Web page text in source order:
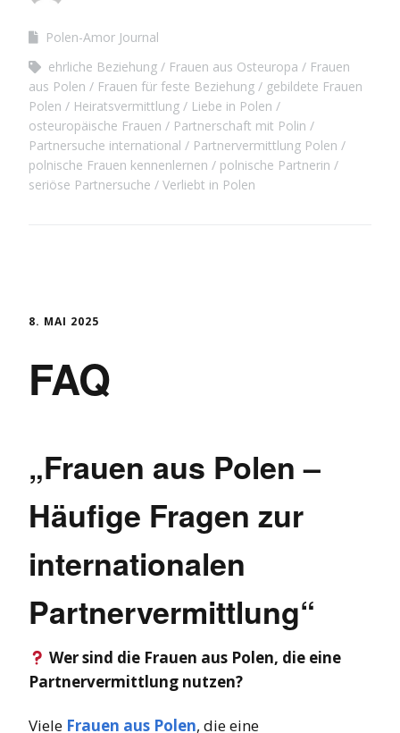
Polen-Amor Journal
ehrliche Beziehung
Frauen aus Osteuropa
Frauen
aus Polen
Frauen für feste Beziehung
gebildete Frauen
Polen
Heiratsvermittlung
Liebe in Polen
osteuropäische Frauen
Partnerschaft mit Polin
Partnersuche international
Partnervermittlung Polen
polnische Frauen kennenlernen
polnische Partnerin
seriöse Partnersuche
Verliebt in Polen
8. MAI 2025
FAQ
„Frauen aus Polen –
Häufige Fragen zur
internationalen
Partnervermittlung“
Wer sind die Frauen aus Polen, die eine
Partnervermittlung nutzen?
Viele Frauen aus Polen, die eine